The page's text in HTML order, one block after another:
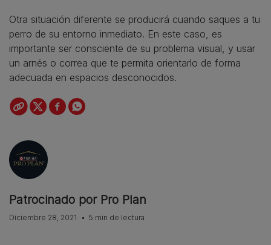
Otra situación diferente se producirá cuando saques a tu
perro de su entorno inmediato. En este caso, es
importante ser consciente de su problema visual, y usar
un arnés o correa que te permita orientarlo de forma
adecuada en espacios desconocidos.
Patrocinado por Pro Plan
Diciembre 28, 2021 5 min de lectura